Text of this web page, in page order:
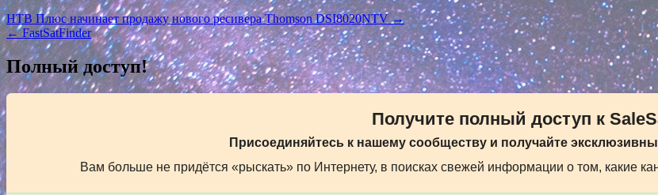
Навигация
по
записям
НТВ Плюс начинает продажу нового ресивера Thomson DSI8020NTV →
← FastSatFinder
Полный доступ!
Получите полный доступ к
Присоединяйтесь к нашему сообществу и получайте
Вам больше не придётся «рыскать» по Интернету, в поисках свежей информации о том, какие